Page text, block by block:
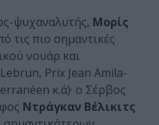
ψυχαναλυτής, Μορίς
τις πιο σημαντικές
νουάρ και
Prix Jean Amila-
κ.ά)· ο Σέρβος
Ντράγκαν Βέλικιτς